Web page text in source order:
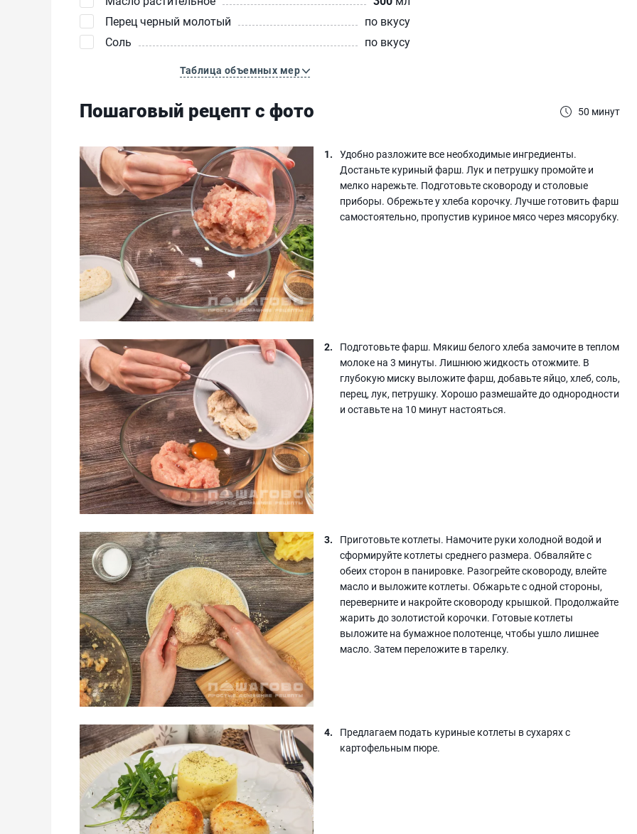
Перец черный молотый
по вкусу
Соль
по вкусу
Таблица объемных мер
Пошаговый рецепт с фото 50 минут
Удобно разложите все необходимые ингредиенты.
Достаньте куриный фарш. Лук и петрушку промойте и
мелко нарежьте. Подготовьте сковороду и столовые
приборы. Обрежьте у хлеба корочку. Лучше готовить фарш
самостоятельно, пропустив куриное мясо через мясорубку.
Подготовьте фарш. Мякиш белого хлеба замочите в теплом
молоке на 3 минуты. Лишнюю жидкость отожмите. В
глубокую миску выложите фарш, добавьте яйцо, хлеб, соль,
перец, лук, петрушку. Хорошо размешайте до однородности
и оставьте на 10 минут настояться.
Приготовьте котлеты. Намочите руки холодной водой и
сформируйте котлеты среднего размера. Обваляйте с
обеих сторон в панировке. Разогрейте сковороду, влейте
масло и выложите котлеты. Обжарьте с одной стороны,
переверните и накройте сковороду крышкой. Продолжайте
жарить до золотистой корочки. Готовые котлеты
выложите на бумажное полотенце, чтобы ушло лишнее
масло. Затем переложите в тарелку.
Предлагаем подать куриные котлеты в сухарях с
картофельным пюре.